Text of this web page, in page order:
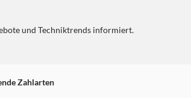
und Techniktrends informiert.
Zahlarten